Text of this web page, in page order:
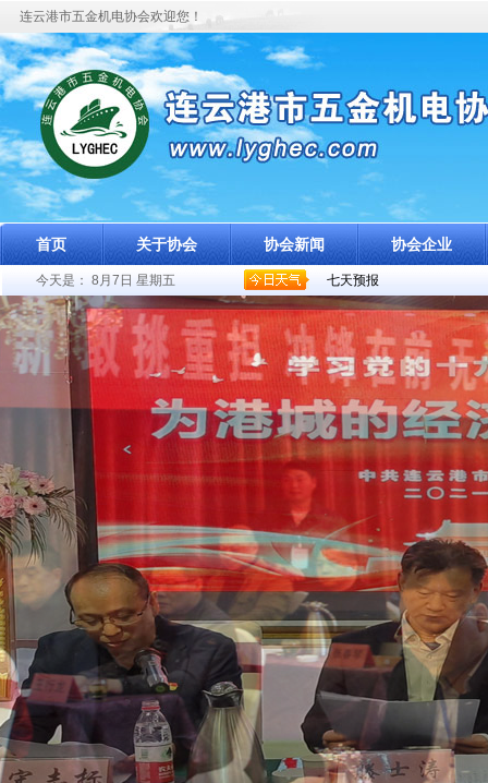
连云港市五金机电协会欢迎您！
首页 关于协会 协会新闻 协会企业
今天是： 8月7日 星期五